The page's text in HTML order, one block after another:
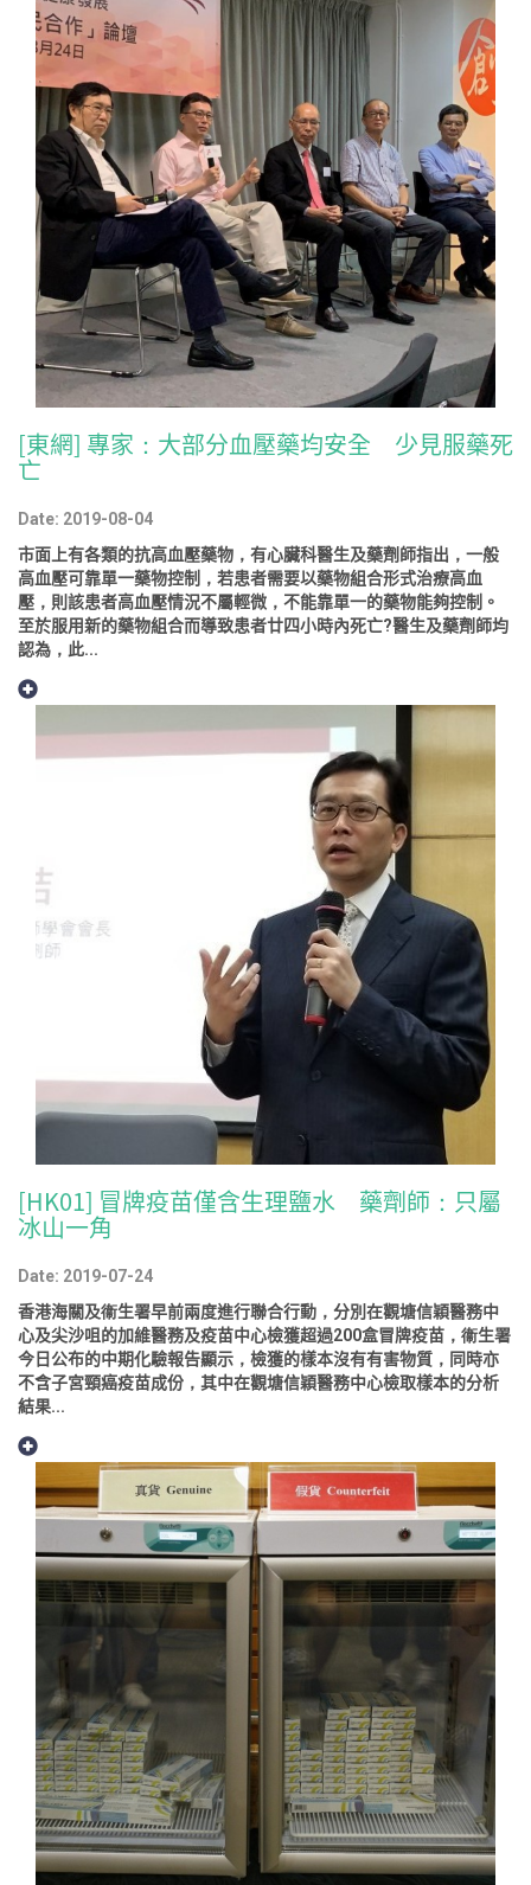
[東網] 專家：大部分血壓藥均安全 少見服藥死
亡
Date: 2019-08-04
市面上有各類的抗高血壓藥物，有心臟科醫生及藥劑師指出，一般
高血壓可靠單一藥物控制，若患者需要以藥物組合形式治療高血
壓，則該患者高血壓情況不屬輕微，不能靠單一的藥物能夠控制。
至於服用新的藥物組合而導致患者廿四小時內死亡?醫生及藥劑師均
認為，此...
[HK01] 冒牌疫苗僅含生理鹽水 藥劑師：只屬
冰山一角
Date: 2019-07-24
香港海關及衞生署早前兩度進行聯合行動，分別在觀塘信穎醫務中
心及尖沙咀的加維醫務及疫苗中心檢獲超過200盒冒牌疫苗，衞生署
今日公布的中期化驗報告顯示，檢獲的樣本沒有有害物質，同時亦
不含子宮頸癌疫苗成份，其中在觀塘信穎醫務中心檢取樣本的分析
結果...